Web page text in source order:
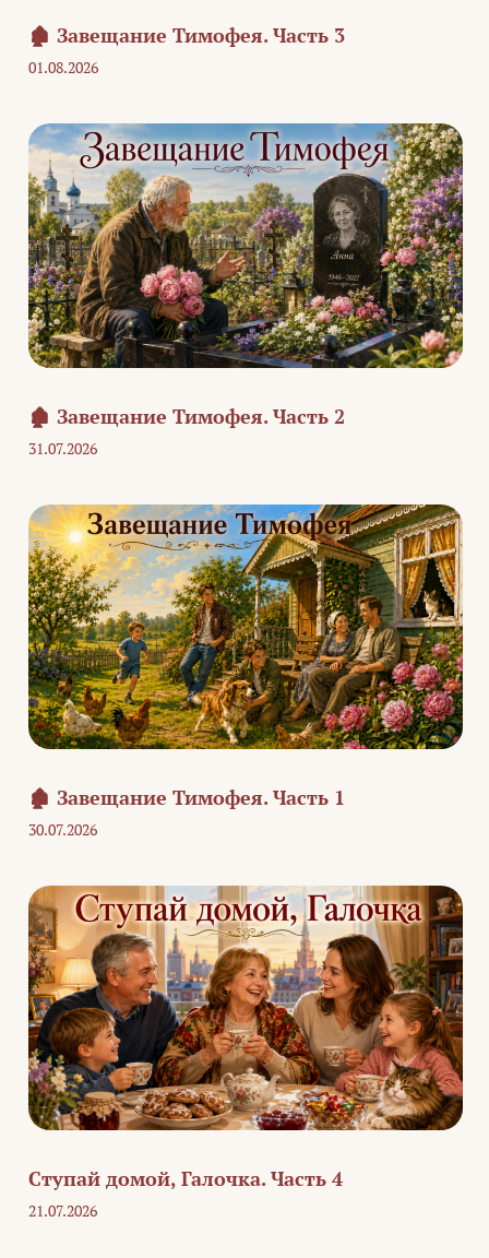
🏚️ Завещание Тимофея. Часть 3
01.08.2026
🏚️ Завещание Тимофея. Часть 2
31.07.2026
🏚️ Завещание Тимофея. Часть 1
30.07.2026
Ступай домой, Галочка. Часть 4
21.07.2026